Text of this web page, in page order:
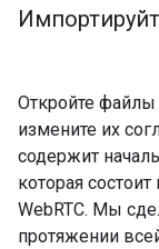
Откройте файлы
измените их
содержит
которая
WebRTC. Мы
протяжении